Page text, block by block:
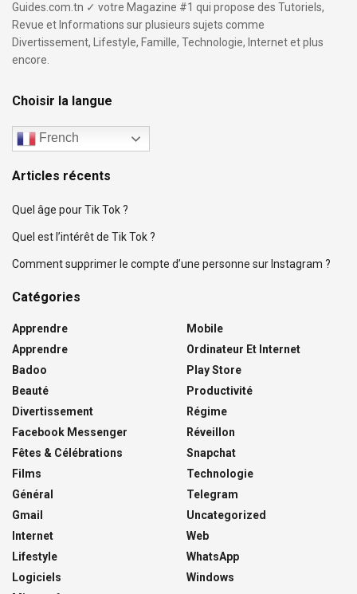
Guides.com.tn ✓ votre Magazine #1 qui propose des Tutoriels,
Revue et Informations sur plusieurs sujets comme
Divertissement, Lifestyle, Famille, Technologie, Internet et plus
encore.
Choisir la langue
French
Articles récents
Quel âge pour Tik Tok ?
Quel est l’intérêt de Tik Tok ?
Comment supprimer le compte d’une personne sur Instagram ?
Catégories
Apprendre
Apprendre
Badoo
Beauté
Divertissement
Facebook Messenger
Fêtes & Célébrations
Films
Général
Gmail
Internet
Lifestyle
Logiciels
Mobile
Ordinateur Et Internet
Play Store
Productivité
Régime
Réveillon
Snapchat
Technologie
Telegram
Uncategorized
Web
WhatsApp
Windows